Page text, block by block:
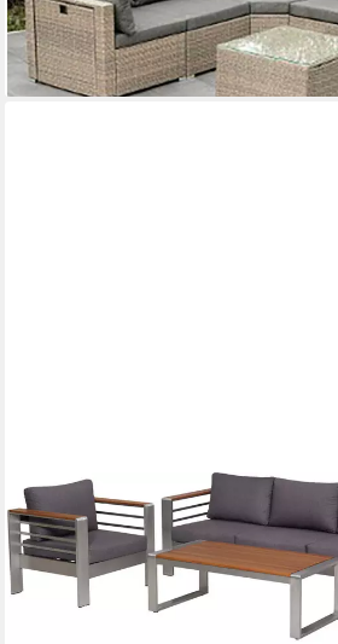
830,02 € UVP2.136,90 €
-61%
lieferbar - in 4-5 Werktagen bei dir
MERXX
Gartenlounge-Set Nestos, (Set, 14-tlg),
Aulagen, 1 Tisch
889,02 € UVP 2.292,90 €